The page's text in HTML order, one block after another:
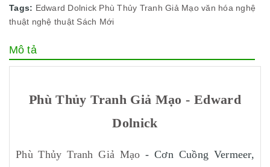
Tags: Edward Dolnick Phù Thủy Tranh Giả Mạo văn hóa nghệ
thuật nghệ thuật Sách Mới
Mô tả
Phù Thủy Tranh Giả Mạo - Edward
Dolnick
Phù Thủy Tranh Giả Mạo - Cơn Cuồng Vermeer,